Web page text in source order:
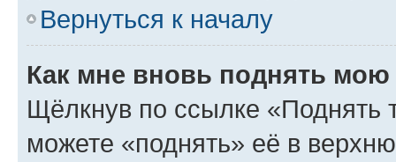
Вернуться к началу
Как мне вновь поднять мою
Щёлкнув по ссылке «Поднять
можете «поднять» её в